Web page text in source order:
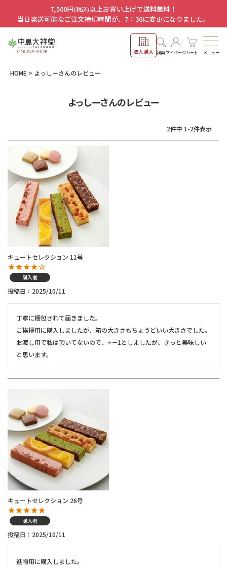
7,500円(税込)以上お買い上げで送料無料！
当日発送可能なご注文締切時間が、7：30に変更になりました。
法人購入 検索マイページカート メニュー
HOME よっしーさんのレビュー
よっしーさんのレビュー
2件中 1-2件表示
キュートセレクション 11号
購入者
投稿日 2025/10/11
丁寧に梱包されて届きました。
ご挨拶用に購入しましたが、箱の大きさもちょうどいい大きさでした。
お渡し用で私は頂いてないので、⭐️－1としましたが、きっと美味しい
と思います。
キュートセレクション 26号
購入者
投稿日 2025/10/11
進物用に購入しました。